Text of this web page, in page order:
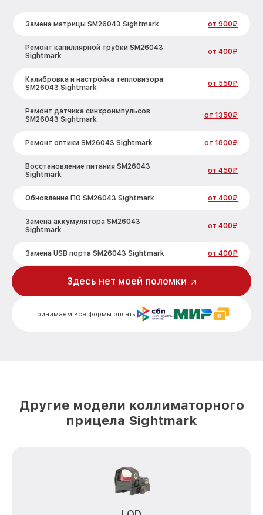
Замена матрицы SM26043 Sightmark от 900₽
Ремонт капиллярной трубки SM26043
Sightmark
от 400₽
Калибровка и настройка тепловизора
SM26043 Sightmark
от 550₽
Ремонт датчика синхроимпульсов
SM26043 Sightmark
от 1350₽
Ремонт оптики SM26043 Sightmark от 1800₽
Восстановление питания SM26043
Sightmark
от 450₽
Обновление ПО SM26043 Sightmark от 400₽
Замена аккумулятора SM26043
Sightmark
от 400₽
Замена USB порта SM26043 Sightmark от 400₽
Ремонт встроенного дальномера и
других устройств SM26043 Sightmark
Принимаем все формы оплаты
Здесь нет моей поломки
Другие модели коллиматорного
прицела Sightmark